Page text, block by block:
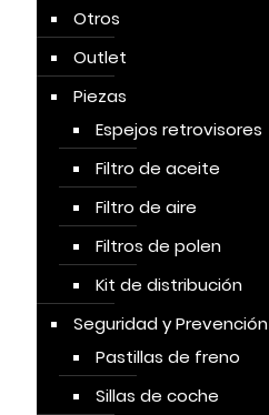
Otros
Outlet
Piezas
Espejos retrovisores
Filtro de aceite
Filtro de aire
Filtros de polen
Kit de distribución
Seguridad y Prevención
Pastillas de freno
Sillas de coche